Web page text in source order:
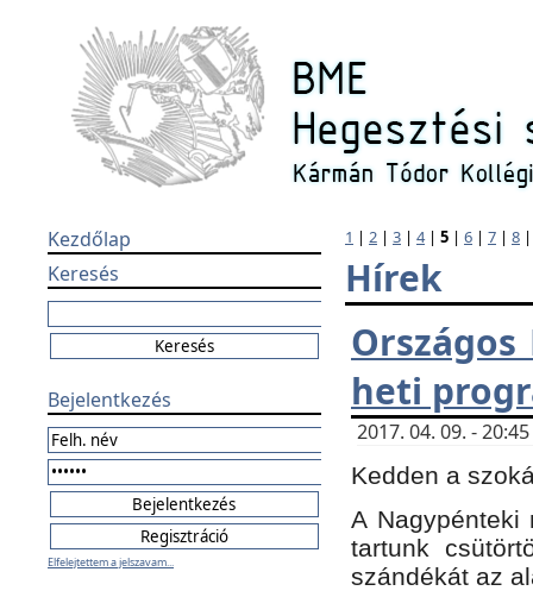
Kezdőlap
Keresés
Bejelentkezés
Elfelejtettem a jelszavam...
1 | 2 | 3 | 4| 5 | 6 | 7 | 8
Hírek
Országos
heti
2017. 04. 09. -
Kedden a
A Nagypénteki
tartunk
szándékát az